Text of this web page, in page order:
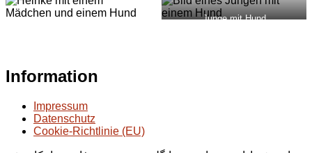
Junge mit Hund
Information
Impressum
Datenschutz
Cookie-Richtlinie (EU)